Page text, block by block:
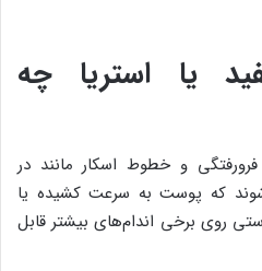
یا استریا چه
و خطوط اسکار مانند در
که پوست به سرعت کشیده یا
روی برخی اندام‌های بیشتر قابل